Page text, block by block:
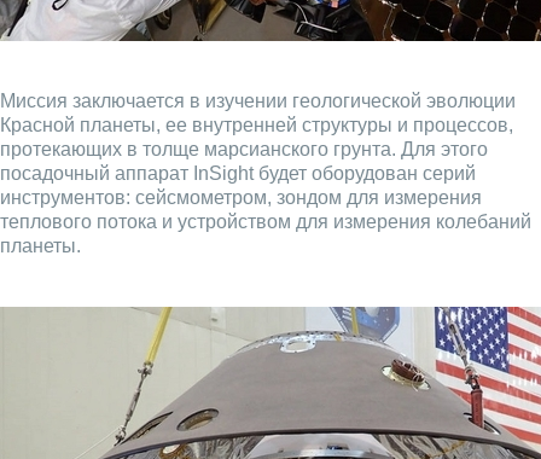
Миссия заключается в изучении геологической эволюции
Красной планеты, ее внутренней структуры и процессов,
протекающих в толще марсианского грунта. Для этого
посадочный аппарат InSight будет оборудован серий
инструментов: сейсмометром, зондом для измерения
теплового потока и устройством для измерения колебаний
планеты.